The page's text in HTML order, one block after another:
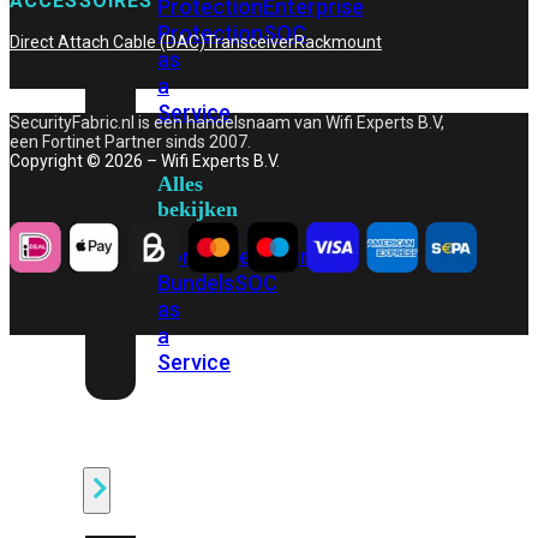
ProtectionEnterprise
ProtectionSOC
as
a
Service
Alles
bekijken
FortiCare Security
BundelsSOC
as
a
Service
Direct Attach Cable (DAC)TransceiverRackmount
SecurityFabric.nl is een handelsnaam van Wifi Experts B.V,
een Fortinet Partner sinds 2007.
Copyright © 2026 – Wifi Experts B.V.